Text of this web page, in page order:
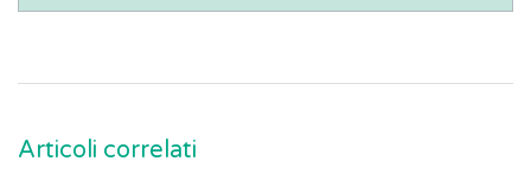
Articoli correlati